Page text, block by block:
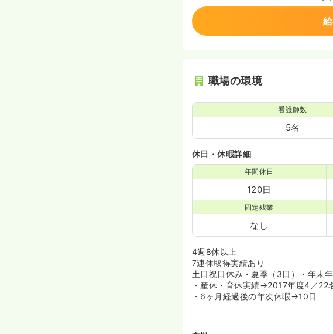
職場の環境
看護師数
5名
休日・休暇詳細
年間休日
120日
固定残業
なし
4週8休以上
7連休取得実績あり
土日祝日休み・夏季（3日）・年末
・産休・育休実績→2017年度4／22
・6ヶ月経過後の年次休暇→10日